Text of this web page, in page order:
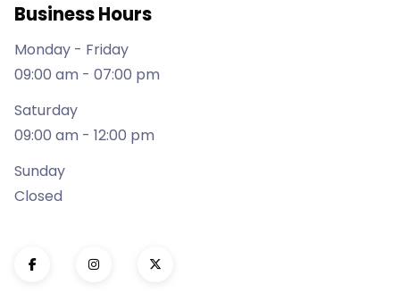
Business Hours
Monday - Friday
09:00 am - 07:00 pm
Saturday
09:00 am - 12:00 pm
Sunday
Closed